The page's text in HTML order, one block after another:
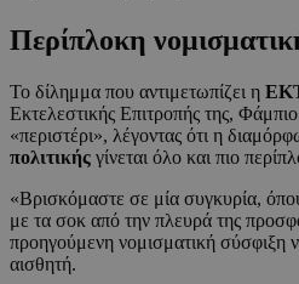
Περίπλοκη
Το δίλημμα που αντιμετωπίζει η
Εκτελεστικής Επιτροπής της,
«περιστέρι», λέγοντας ότι η
πολιτικής γίνεται όλο και πιο
«Βρισκόμαστε σε μία συγκυρία,
με τα σοκ από την πλευρά της
προηγούμενη νομισματική σύσφιξη
αισθητή.